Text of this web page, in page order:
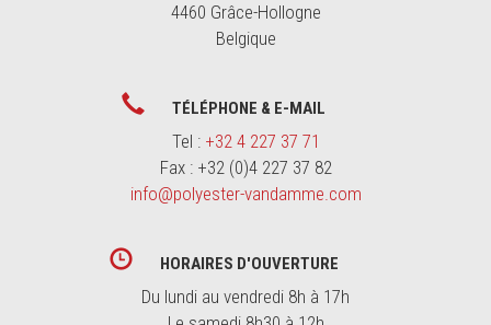
4460 Grâce-Hollogne
Belgique
TÉLÉPHONE & E-MAIL
Tel : +32 4 227 37 71
Fax : +32 (0)4 227 37 82
info@polyester-vandamme.com
HORAIRES D'OUVERTURE
Du lundi au vendredi 8h à 17h